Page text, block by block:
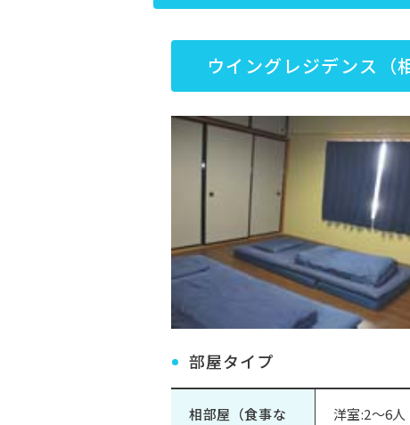
ウイングレジデンス（
部屋タイプ
相部屋（食事な
洋室:2～6人